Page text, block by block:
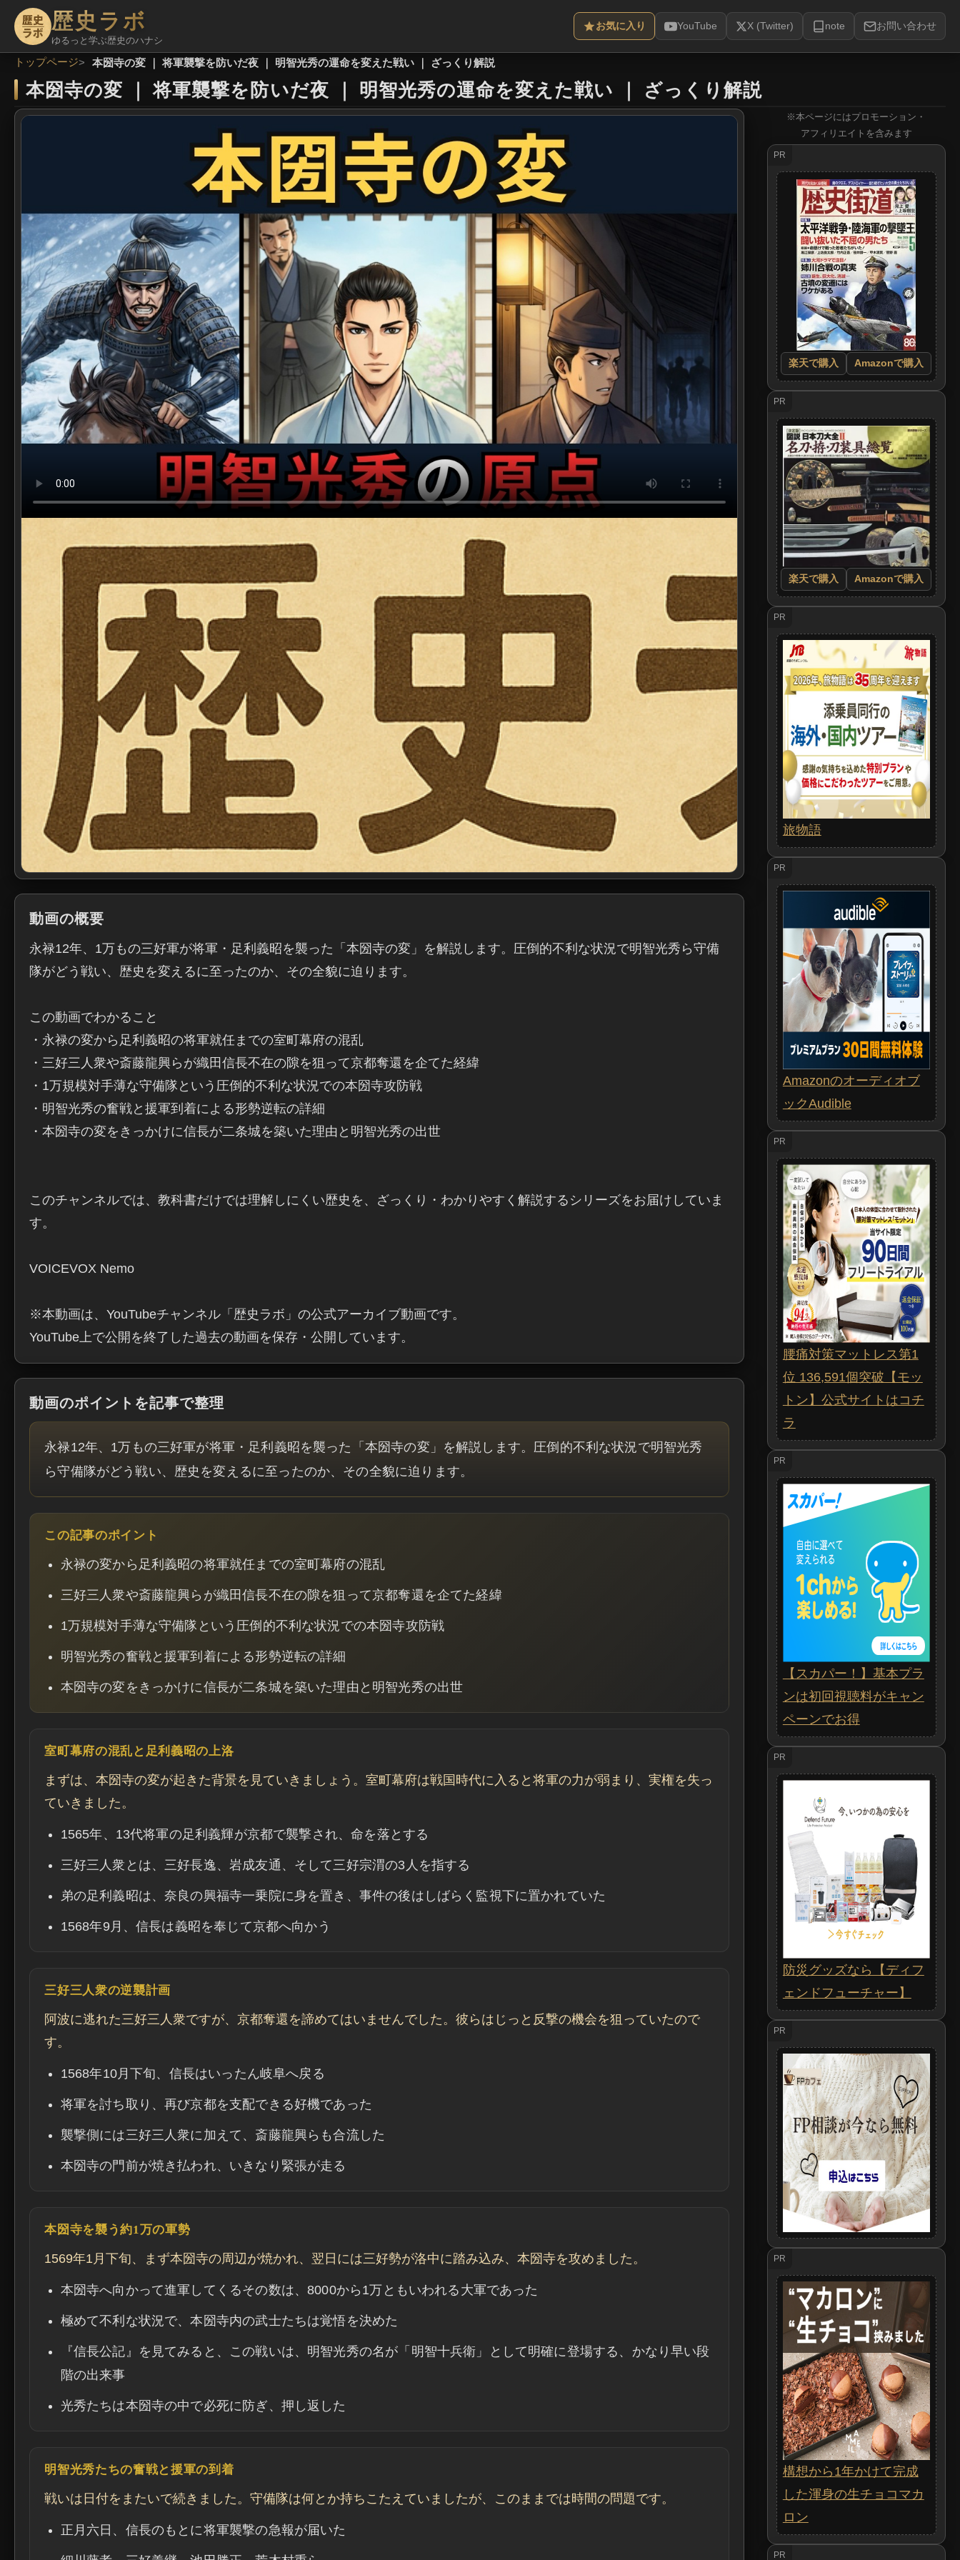
歴史ラボ
ゆるっと学ぶ歴史のハナシ
お気に入り YouTube X (Twitter) note お問い合わせ
トップページ 本圀寺の変 ｜ 将軍襲撃を防いだ夜 ｜ 明智光秀の運命を変えた戦い ｜ ざっくり解説
本圀寺の変 ｜将軍襲撃を防いだ夜 明智光秀の運命を変えた戦い ざっくり解説
動画の概要
永禄12年、1万もの三好軍が将軍・足利義昭を襲った「本圀寺の変」を解説します。圧倒的不利な状況で明智光秀ら守備
隊がどう戦い、歴史を変えるに至ったのか、その全貌に迫ります。
この動画でわかること
・永禄の変から足利義昭の将軍就任までの室町幕府の混乱
・三好三人衆や斎藤龍興らが織田信長不在の隙を狙って京都奪還を企てた経緯
・1万規模対手薄な守備隊という圧倒的不利な状況での本圀寺攻防戦
・明智光秀の奮戦と援軍到着による形勢逆転の詳細
・本圀寺の変をきっかけに信長が二条城を築いた理由と明智光秀の出世
このチャンネルでは、教科書だけでは理解しにくい歴史を、ざっくり・わかりやすく解説するシリーズをお届けしていま
す。
VOICEVOX Nemo
※本動画は、YouTubeチャンネル「歴史ラボ」の公式アーカイブ動画です。
YouTube上で公開を終了した過去の動画を保存・公開しています。
動画のポイントを記事で整理
永禄12年、1万もの三好軍が将軍・足利義昭を襲った「本圀寺の変」を解説します。圧倒的不利な状況で明智光秀
ら守備隊がどう戦い、歴史を変えるに至ったのか、その全貌に迫ります。
この記事のポイント
永禄の変から足利義昭の将軍就任までの室町幕府の混乱
三好三人衆や斎藤龍興らが織田信長不在の隙を狙って京都奪還を企てた経緯
1万規模対手薄な守備隊という圧倒的不利な状況での本圀寺攻防戦
明智光秀の奮戦と援軍到着による形勢逆転の詳細
本圀寺の変をきっかけに信長が二条城を築いた理由と明智光秀の出世
室町幕府の混乱と足利義昭の上洛
まずは、本圀寺の変が起きた背景を見ていきましょう。室町幕府は戦国時代に入ると将軍の力が弱まり、実権を失っ
ていきました。
1565年、13代将軍の足利義輝が京都で襲撃され、命を落とする
三好三人衆とは、三好長逸、岩成友通、そして三好宗渭の3人を指する
弟の足利義昭は、奈良の興福寺一乗院に身を置き、事件の後はしばらく監視下に置かれていた
1568年9月、信長は義昭を奉じて京都へ向かう
三好三人衆の逆襲計画
阿波に逃れた三好三人衆ですが、京都奪還を諦めてはいませんでした。彼らはじっと反撃の機会を狙っていたので
す。
1568年10月下旬、信長はいったん岐阜へ戻る
将軍を討ち取り、再び京都を支配できる好機であった
襲撃側には三好三人衆に加えて、斎藤龍興らも合流した
本圀寺の門前が焼き払われ、いきなり緊張が走る
本圀寺を襲う約1万の軍勢
1569年1月下旬、まず本圀寺の周辺が焼かれ、翌日には三好勢が洛中に踏み込み、本圀寺を攻めました。
本圀寺へ向かって進軍してくるその数は、8000から1万ともいわれる大軍であった
極めて不利な状況で、本圀寺内の武士たちは覚悟を決めた
『信長公記』を見てみると、この戦いは、明智光秀の名が「明智十兵衛」として明確に登場する、かなり早い段
階の出来事
光秀たちは本圀寺の中で必死に防ぎ、押し返した
明智光秀たちの奮戦と援軍の到着
戦いは日付をまたいで続きました。守備隊は何とか持ちこたえていましたが、このままでは時間の問題です。
正月六日、信長のもとに将軍襲撃の急報が届いた
※本ページにはプロモーション・
アフィリエイトを含みます
PR
楽天で購入 Amazonで購入
PR
楽天で購入 Amazonで購入
PR
旅物語
PR
Amazonのオーディオブ
ックAudible
PR
腰痛対策マットレス第1
位 136,591個突破【モッ
トン】公式サイトはコチ
ラ
PR
【スカパー！】基本プラ
ンは初回視聴料がキャン
ペーンでお得
PR
防災グッズなら【ディフ
ェンドフューチャー】
PR
PR
構想から1年かけて完成
した渾身の生チョコマカ
ロン
PR